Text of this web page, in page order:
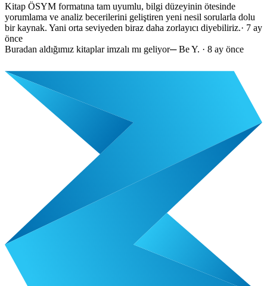
Kitap ÖSYM formatına tam uyumlu, bilgi düzeyinin ötesinde
yorumlama ve analiz becerilerini geliştiren yeni nesil sorularla dolu
bir kaynak. Yani orta seviyeden biraz daha zorlayıcı diyebiliriz.· 7 ay
önce
Buradan aldığımız kitaplar imzalı mı geliyor─Be Y. · 8 ay önce